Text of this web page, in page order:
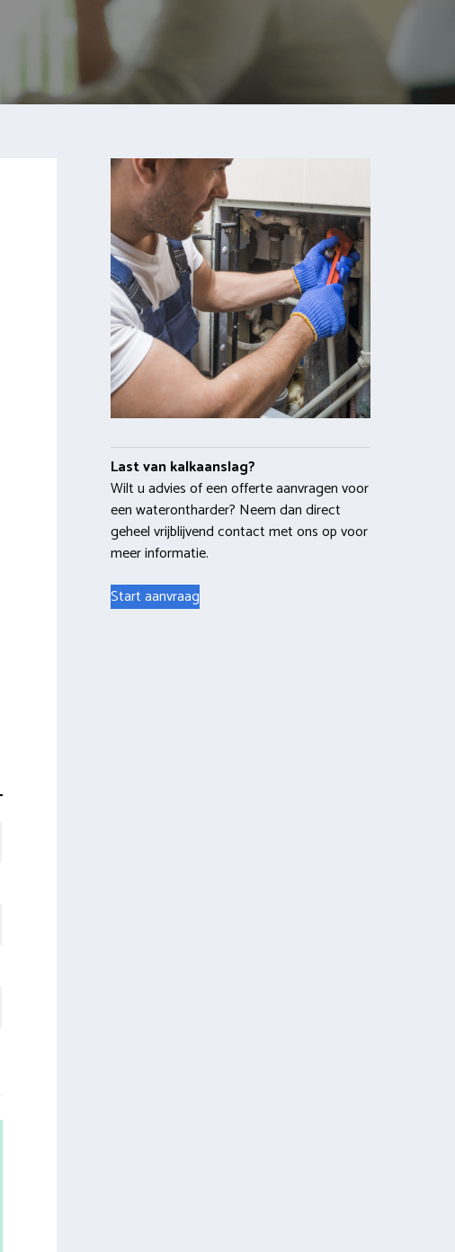
Last van kalkaanslag?
Wilt u advies of een offerte aanvragen voor
een waterontharder? Neem dan direct
geheel vrijblijvend contact met ons op voor
meer informatie.
Start aanvraag